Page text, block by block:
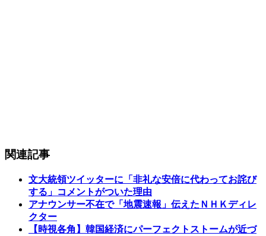
関連記事
文大統領ツイッターに「非礼な安倍に代わってお詫び
する」コメントがついた理由
アナウンサー不在で「地震速報」伝えたＮＨＫディレ
クター
【時視各角】韓国経済にパーフェクトストームが近づ